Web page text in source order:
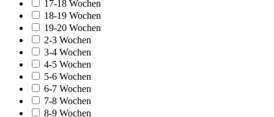
17-18 Wochen
18-19 Wochen
19-20 Wochen
2-3 Wochen
3-4 Wochen
4-5 Wochen
5-6 Wochen
6-7 Wochen
7-8 Wochen
8-9 Wochen